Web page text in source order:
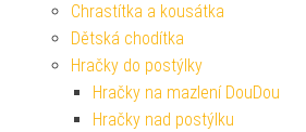
Chrastítka a kousátka
Dětská chodítka
Hračky do postýlky
Hračky na mazlení DouDou
Hračky nad postýlku